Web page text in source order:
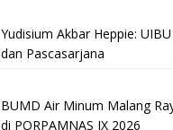
Yudisium Akbar Heppie:
dan Pascasarjana
BUMD Air Minum Malang
di PORPAMNAS IX 2026